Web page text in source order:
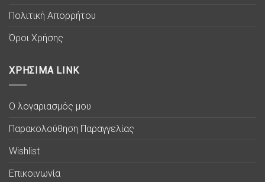
Πολιτική Απορρήτου
Όροι Χρήσης
ΧΡΗΣΙΜΑ LINK
Ο λογαριασμός μου
Παρακολούθηση Παραγγελίας
Wishlist
Επικοινωνία